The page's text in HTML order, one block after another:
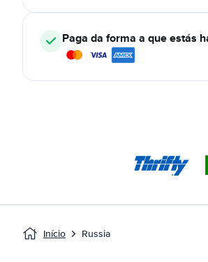
Paga da forma a que estás
Início Russia